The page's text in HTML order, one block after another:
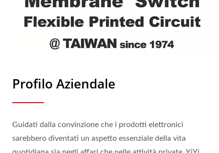
Profilo Aziendale
Guidati dalla convinzione che i prodotti elettronici
sarebbero diventati un aspetto essenziale della vita